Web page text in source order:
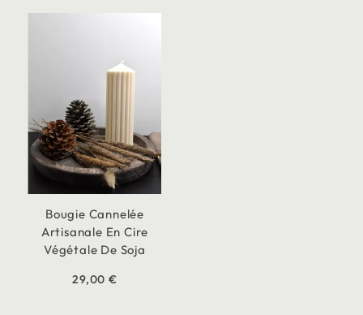
Bougie Cannelée
Artisanale En Cire
Végétale De Soja
29,00 €